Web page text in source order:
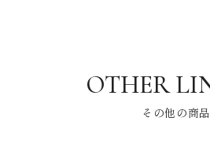
その他の商品